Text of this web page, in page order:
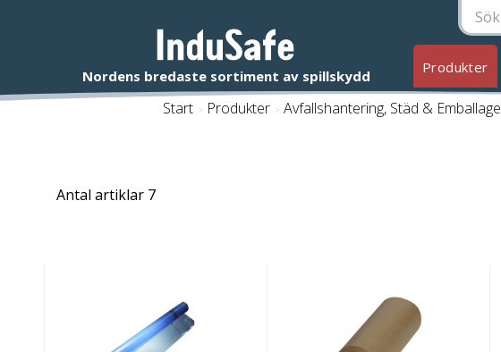
Produkter
Start / Produkter / Avfallshantering, Städ & Emballage
Antal artiklar 7